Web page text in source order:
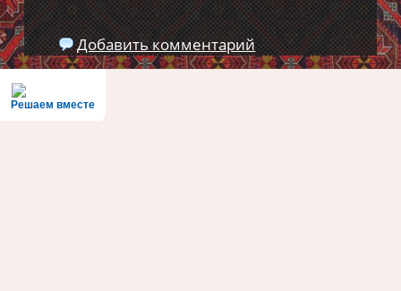
Добавить комментарий
Решаем вместе